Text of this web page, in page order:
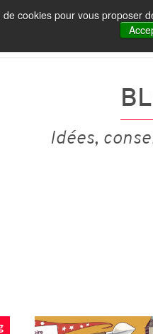
cookies pour vous proposer
IA ET
Idées,